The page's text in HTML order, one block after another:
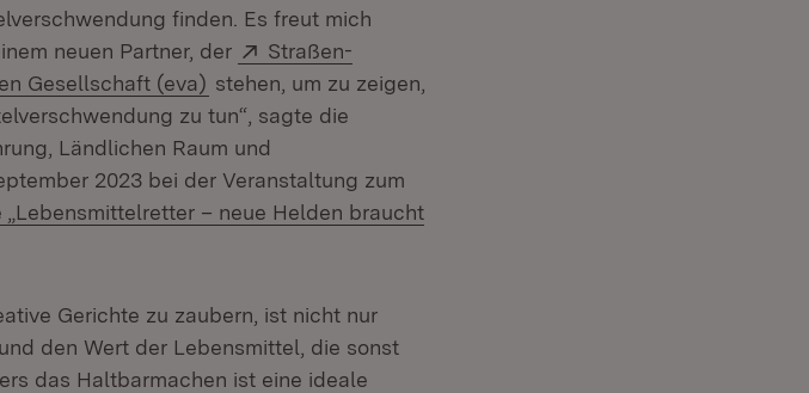
finden. Es freut mich
neuen Partner, der
Extern:
Straßen-
Gesellschaft (eva) (Öffnet in neuem Fenster)
stehen, um zu zeigen,
zu tun“, sagte die
Ländlichen Raum und
2023 bei der Veranstaltung zum
– neue Helden braucht
Gerichte zu zaubern, ist nicht nur
den Wert der Lebensmittel, die sonst
das Haltbarmachen ist eine ideale